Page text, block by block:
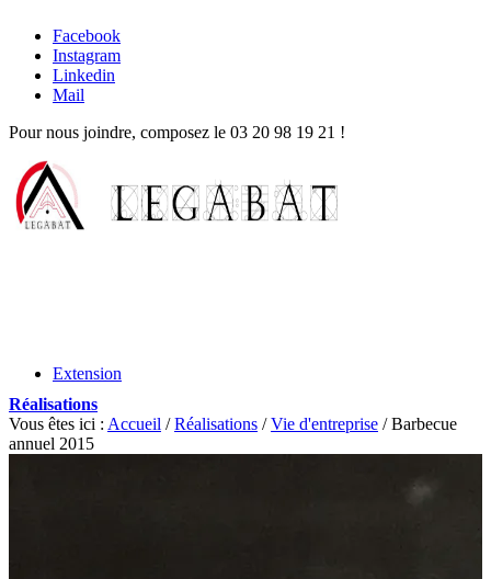
Facebook
Instagram
Linkedin
Mail
Pour nous joindre, composez le 03 20 98 19 21 !
Extension
Réalisations
Vous êtes ici : Accueil / Réalisations / Vie d'entreprise / Barbecue
annuel 2015